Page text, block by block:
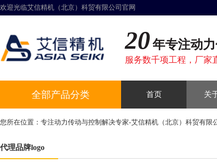
欢迎光临艾信精机（北京）科贸有限公司官网
20 年专注动
服务数千项工程，厂家
全部产品分类 首页 关
您所在位置： 专注动力传动与控制解决专家-艾信精机（北京）科贸有限
代理品牌logo